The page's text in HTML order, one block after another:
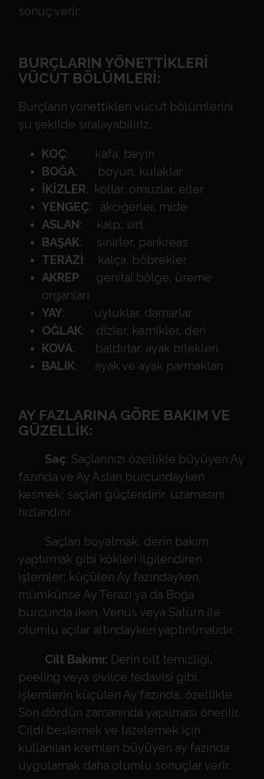
sonuç verir.
BURÇLARIN YÖNETTİKLERİ
VÜCUT BÖLÜMLERİ:
Burçların yönettikleri vücut bölümlerini
şu şekilde sıralayabiliriz.
KOÇ: kafa, beyin
BOĞA: boyun, kulaklar
İKİZLER: kollar, omuzlar, eller
YENGEÇ: akciğerler, mide
ASLAN: kalp, sırt
BAŞAK: sinirler, pankreas
TERAZİ: kalça, böbrekler
AKREP: genital bölge, üreme
organları
YAY: uyluklar, damarlar
OĞLAK: dizler, kemikler, deri
KOVA: baldırlar, ayak bilekleri
BALIK: ayak ve ayak parmakları
AY FAZLARINA GÖRE BAKIM VE
GÜZELLİK:
Saç: Saçlarınızı özellikle büyüyen Ay
fazında ve Ay Aslan burcundayken
kesmek; saçları güçlendirir, uzamasını
hızlandırır.
Saçları boyatmak, derin bakım
yaptırmak gibi kökleri ilgilendiren
işlemler; küçülen Ay fazındayken,
mümkünse Ay Terazi ya da Boğa
burcunda iken, Venüs veya Satürn ile
olumlu açılar altındayken yaptırılmalıdır.
Cilt Bakımı: Derin cilt temizliği,
peeling veya sivilce tedavisi gibi
işlemlerin küçülen Ay fazında, özellikle
Son dördün zamanında yapılması önerilir.
Cildi beslemek ve tazelemek için
kullanılan kremleri büyüyen ay fazında
uygulamak daha olumlu sonuçlar verir.